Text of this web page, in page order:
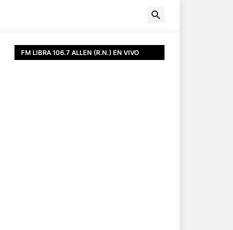
FM LIBRA 106.7 ALLEN (R.N.) EN VIVO